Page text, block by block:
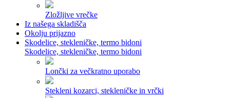
Zložljive vrečke
Iz našega skladišča
Okolju prijazno
Skodelice, stekleničke, termo bidoni
Skodelice, stekleničke, termo bidoni
Lončki za večkratno uporabo
Stekleni kozarci, stekleničke in vrčki